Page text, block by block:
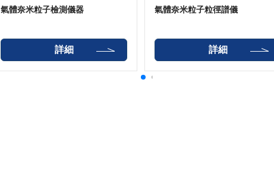
氣體奈米粒子檢測儀器
詳細
氣體奈米粒子粒徑譜儀
詳細